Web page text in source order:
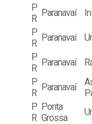
P
R
Paranavaí
P
R
Paranavaí
P
R
Paranavaí
P
R
Paranavaí
P
R
Ponta
Grossa